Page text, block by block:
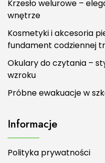
Krzesło welurowe –
wnętrze
Kosmetyki i akcesoria
fundament codziennej
Okulary do czytania –
wzroku
Próbne ewakuacje w
Informacje
Polityka prywatności